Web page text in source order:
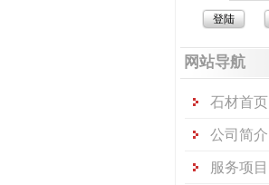
网站导航
石材首页
公司简介
服务项目